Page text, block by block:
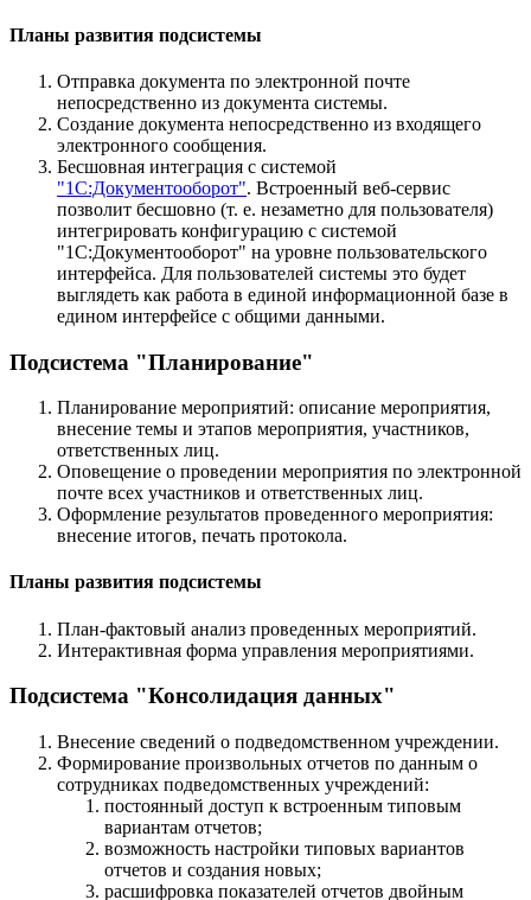
Планы развития подсистемы
Отправка документа по электронной почте
непосредственно из документа системы.
Создание документа непосредственно из входящего
электронного сообщения.
Бесшовная интеграция с системой
"1С:Документооборот". Встроенный веб-сервис
позволит бесшовно (т. е. незаметно для пользователя)
интегрировать конфигурацию с системой
"1С:Документооборот" на уровне пользовательского
интерфейса. Для пользователей системы это будет
выглядеть как работа в единой информационной базе в
едином интерфейсе с общими данными.
Подсистема "Планирование"
Планирование мероприятий: описание мероприятия,
внесение темы и этапов мероприятия, участников,
ответственных лиц.
Оповещение о проведении мероприятия по электронной
почте всех участников и ответственных лиц.
Оформление результатов проведенного мероприятия:
внесение итогов, печать протокола.
Планы развития подсистемы
План-фактовый анализ проведенных мероприятий.
Интерактивная форма управления мероприятиями.
Подсистема "Консолидация данных"
Внесение сведений о подведомственном учреждении.
Формирование произвольных отчетов по данным о
сотрудниках подведомственных учреждений:
постоянный доступ к встроенным типовым
вариантам отчетов;
возможность настройки типовых вариантов
отчетов и создания новых;
расшифровка показателей отчетов двойным